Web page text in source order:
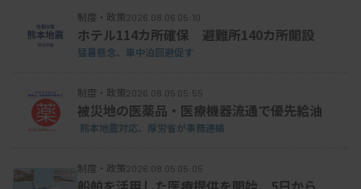
制度・政策2026.08.06 05:10
ホテル114カ所確保 避難所140カ所開設
猛暑懸念、車中泊回避促す
制度・政策2026.08.05 05:55
被災地の医薬品・医療機器流通で優先給油
熊本地震対応、厚労省が事務連絡
制度・政策2026.08.05 05:05